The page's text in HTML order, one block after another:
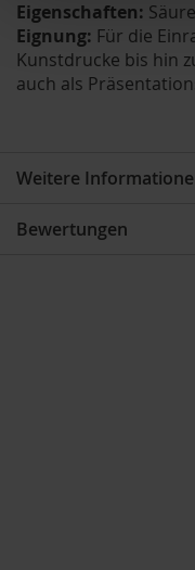
Eigenschaften:
Eignung: Für die
Kunstdrucke bis hin
auch als
Weitere
Bewertungen